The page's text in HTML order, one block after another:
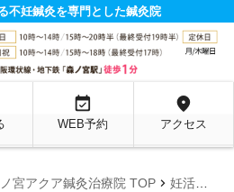
不妊鍼灸を専門とした鍼灸院
event_available
WEB予約
location_on
アクセス
宮アクア鍼灸治療院 TOP chevron_right 妊活お役立ち情報ページ